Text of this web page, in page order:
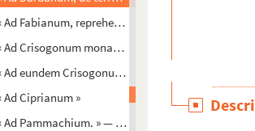
Ad Fabianum, reprehensio viciorum ejus. » —
Ad Crisogonum monachum. » — Migne, XXII, c. 337
Ad eundem Crisogonum monachum. » — Migne,
Ad Ciprianum »
Ad Pammachium. » — Migne, XXII, c. 511